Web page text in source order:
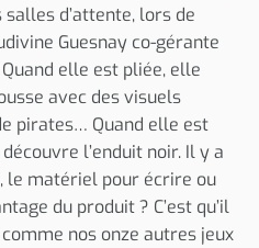
d’attente, lors de
Guesnay co-gérante
Quand elle est pliée, elle
avec des visuels
pirates… Quand elle est
l’enduit noir. Il y a
le matériel pour écrire ou
du produit ? C’est qu’il
nos onze autres jeux